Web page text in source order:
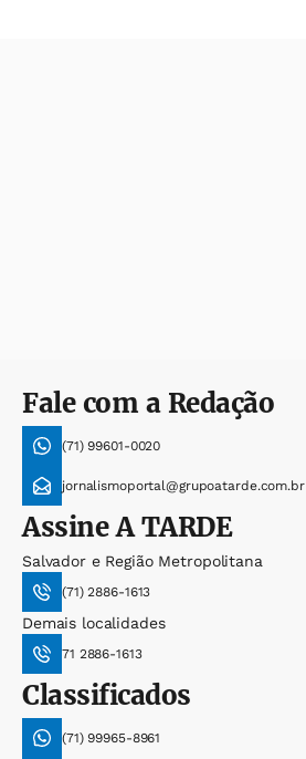
Fale com a Redação
(71) 99601-0020
jornalismoportal@grupoatarde.com.br
AssineA TARDE
Salvador e Região Metropolitana
(71) 2886-1613
Demais localidades
71 2886-1613
Classificados
(71) 99965-8961